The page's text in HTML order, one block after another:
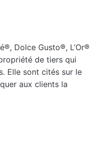
Dolce Gusto®, L’Or®
de tiers qui
Elle sont cités sur le
aux clients la